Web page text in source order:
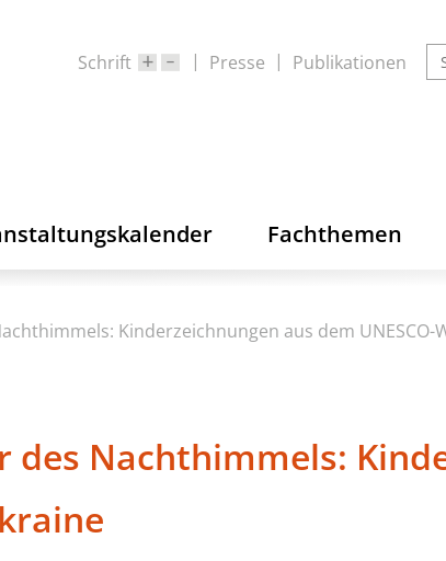
Schrift Presse Publikationen
Fachthemen
Kinderzeichnungen aus dem
Nachthimmels: